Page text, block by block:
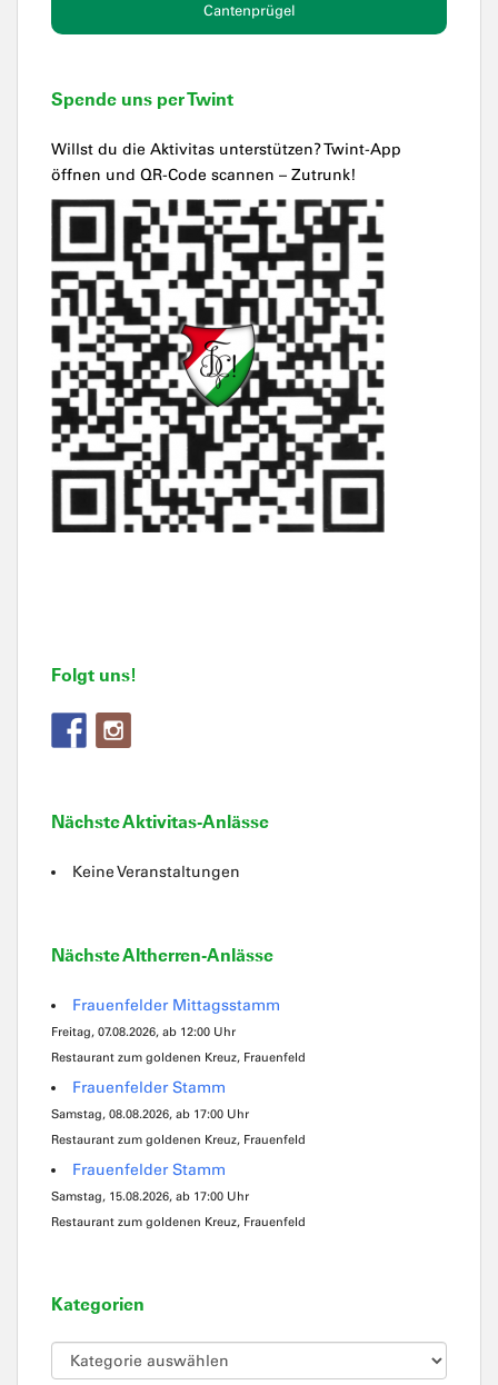
Cantenprügel
Spende uns per Twint
Willst du die Aktivitas unterstützen? Twint-App
öffnen und QR-Code scannen – Zutrunk!
Folgt uns!
Nächste Aktivitas-Anlässe
Keine Veranstaltungen
Nächste Altherren-Anlässe
Frauenfelder Mittagsstamm
Freitag, 07.08.2026, ab 12:00 Uhr
Restaurant zum goldenen Kreuz, Frauenfeld
Frauenfelder Stamm
Samstag, 08.08.2026, ab 17:00 Uhr
Restaurant zum goldenen Kreuz, Frauenfeld
Frauenfelder Stamm
Samstag, 15.08.2026, ab 17:00 Uhr
Restaurant zum goldenen Kreuz, Frauenfeld
Kategorien
Kategorien